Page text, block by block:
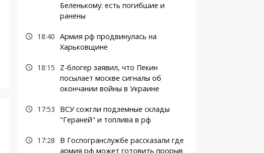
Беленькому: есть погибшие и
ранены
18:40 Армия рф продвинулась на
Харьковщине
18:15
Z-блогер заявил, что Пекин
посылает москве сигналы об
окончании войны в Украине
17:53
ВСУ сожгли подземные склады
"Гераней" и топлива в рф
17:28
В Госпогранслужбе рассказали где
армия рф может готовить прорыв